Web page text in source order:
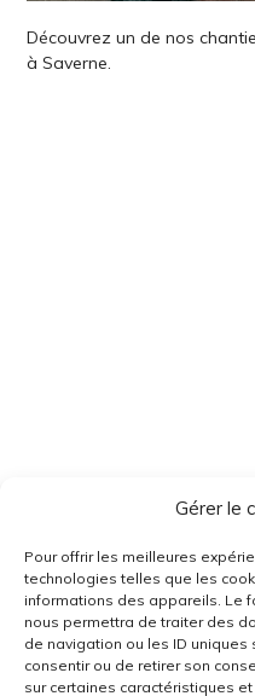
Gérer le
Pour offrir les meilleures
technologies telles que les
informations des appareils. Le
nous permettra de traiter des
de navigation ou les ID uniques
consentir ou de retirer son
sur certaines caractéristiques
Découvrez un de nos
à Saverne.